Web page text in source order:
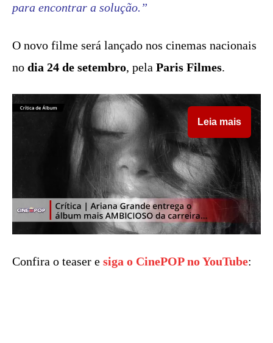
para encontrar a solução.”
O novo filme será lançado nos cinemas nacionais
no dia 24 de setembro, pela Paris Filmes.
Leia mais
Confira o teaser e siga o CinePOP no YouTube: